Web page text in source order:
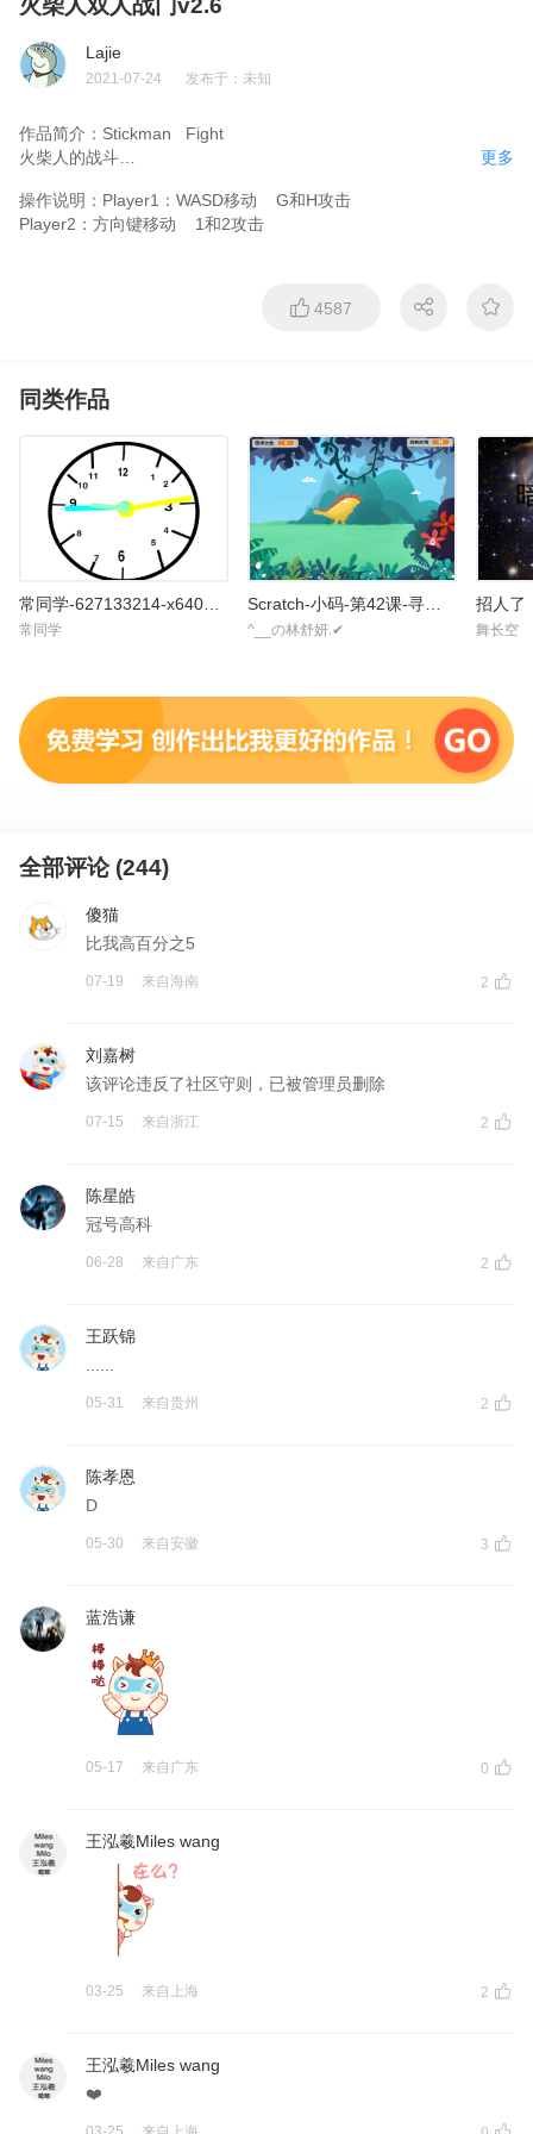
火柴人双人战门v2.6
Lajie
2021-07-24 发布于： 未知
作品简介： Stickman   Fight
火柴人的战斗
版本
更多
操作说明： Player1：WASD移动    G和H攻击
Player2：方向键移动    1和2攻击
4587
同类作品
常同学 ^__の林舒妍.✔
招人了
舞长空
全部评论 (244)
傻猫
比我高百分之5
07-19 来自海南 2
刘嘉树
该评论违反了社区守则，已被管理员删除
07-15 来自浙江 2
陈星皓
冠号高科
06-28 来自 广东 2
王跃锦
05-31 来自贵州 2
陈孝恩
D
05-30 来自 安徽 3
蓝浩谦
05-17 来自 广东 0
王泓羲Miles wang
03-25 来自 上海 2
王泓羲Miles wang
❤️